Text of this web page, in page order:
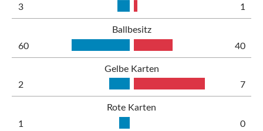
3
1
Ballbesitz
60
40
Gelbe Karten
2
7
Rote Karten
1
0